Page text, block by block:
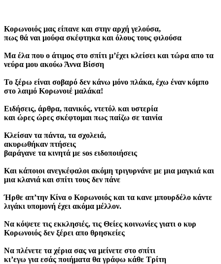
Κορωνοιός μας είπανε και στην αρχή γελούσα,
πως θά ναι μούφα σκέφτηκα και όλους τους φιλούσα
Μα έλα που ο άτιμος στο σπίτι μ’έχει κλείσει και τώρα απο τα
νεύρα μου ακούω Άννα Βίσση
Το ξέρω είναι σοβαρό δεν κάνω μόνο πλάκα, έχω έναν κόμπο
στο λαιμό Κορωνοιέ μαλάκα!
Ειδήσεις, άρθρα, πανικός, ντετόλ και υστερία
και ώρες ώρες σκέφτομαι πως παίζω σε ταινία
Κλείσαν τα πάντα, τα σχολειά,
ακυρωθήκαν πτήσεις
βαράγανε τα κινητά με sos ειδοποιήσεις
Και κάποιοι ανεγκέφαλοι ακόμη τριγυρνάνε με μια μαγκιά και
μια κλανιά και σπίτι τους δεν πάνε
Ήρθε απ’την Κίνα ο Κορωνοιός και τα κανε μπουρδέλο κάντε
λιγάκι υπομονή έχει ακόμα μέλλον.
Να κόψετε τις εκκλησιές, τις Θείες κοινωνίες γιατι ο κυρ
Κορωνοιός δεν ξέρει απο θρησκείες
Να πλένετε τα χέρια σας να μείνετε στο σπίτι
κι’εγω για εσάς ποιήματα θα γράφω κάθε Τρίτη